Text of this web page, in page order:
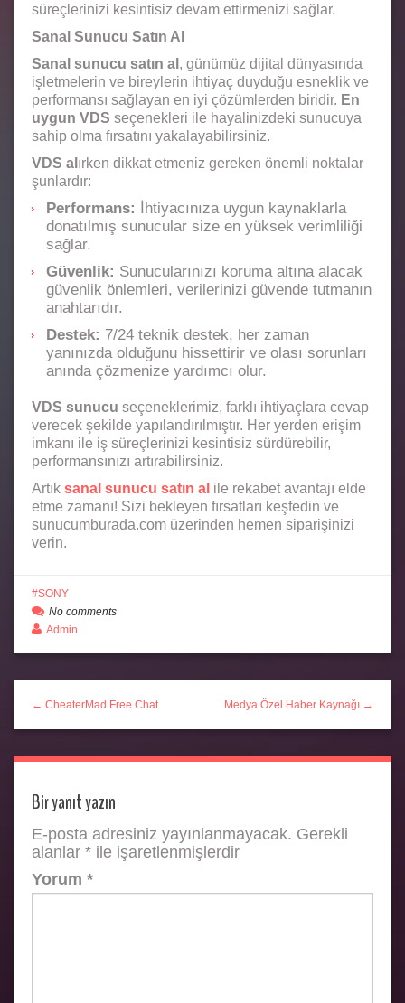
süreçlerinizi kesintisiz devam ettirmenizi sağlar.
Sanal Sunucu Satın Al
Sanal sunucu satın al , günümüz dijital dünyasında
işletmelerin ve bireylerin ihtiyaç duyduğu esneklik ve
performansı sağlayan en iyi çözümlerden biridir. En
uygun VDS seçenekleri ile hayalinizdeki sunucuya
sahip olma fırsatını yakalayabilirsiniz.
VDS al ırken dikkat etmeniz gereken önemli noktalar
şunlardır:
Performans: İhtiyacınıza uygun kaynaklarla
donatılmış sunucular size en yüksek verimliliği
sağlar.
Güvenlik: Sunucularınızı koruma altına alacak
güvenlik önlemleri, verilerinizi güvende tutmanın
anahtarıdır.
Destek: 7/24 teknik destek, her zaman
yanınızda olduğunu hissettirir ve olası sorunları
anında çözmenize yardımcı olur.
VDS sunucu seçeneklerimiz, farklı ihtiyaçlara cevap
verecek şekilde yapılandırılmıştır. Her yerden erişim
imkanı ile iş süreçlerinizi kesintisiz sürdürebilir,
performansınızı artırabilirsiniz.
Artık sanal sunucu satın al ile rekabet avantajı elde
etme zamanı! Sizi bekleyen fırsatları keşfedin ve
sunucumburada.com üzerinden hemen siparişinizi
verin.
SONY
No comments
Admin
← CheaterMad Free Chat Medya Özel Haber Kaynağı →
Bir yanıt yazın
E-posta adresiniz yayınlanmayacak. Gerekli
alanlar * ile işaretlenmişlerdir
Yorum *